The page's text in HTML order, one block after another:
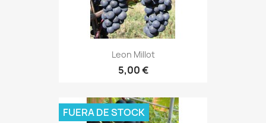
Leon Millot
5,00 €
FUERA DE STOCK